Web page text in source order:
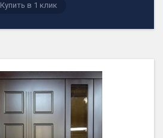
Купить в 1 клик